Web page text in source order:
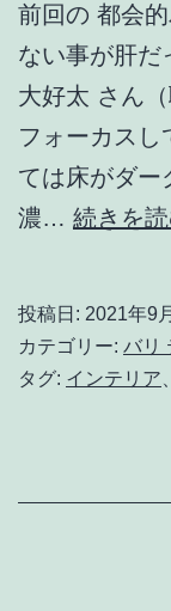
前回の 都会
ない事が肝だ
大好太 さん
フォーカスし
ては床がダー
濃… 続きを
投稿日: 2021年9
カテゴリー: バリ
タグ: インテリア、